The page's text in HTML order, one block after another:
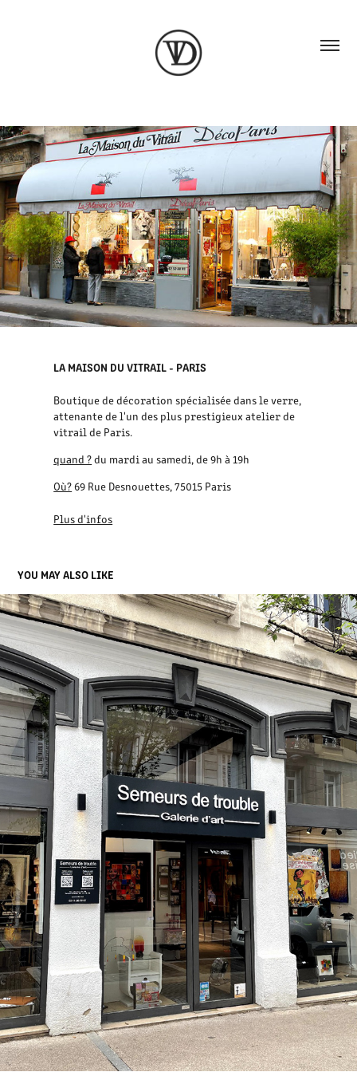
LA MAISON DU VITRAIL - PARIS
Boutique de décoration spécialisée dans le verre,
attenante de l'un des plus prestigieux atelier de
vitrail de Paris.
quand ?du mardi au samedi, de 9h à 19h
Où?69 Rue Desnouettes, 75015 Paris
Plus d'infos
YOU MAY ALSO LIKE
SEMEURS DE TROUBLE - ST ETIENNE
2021